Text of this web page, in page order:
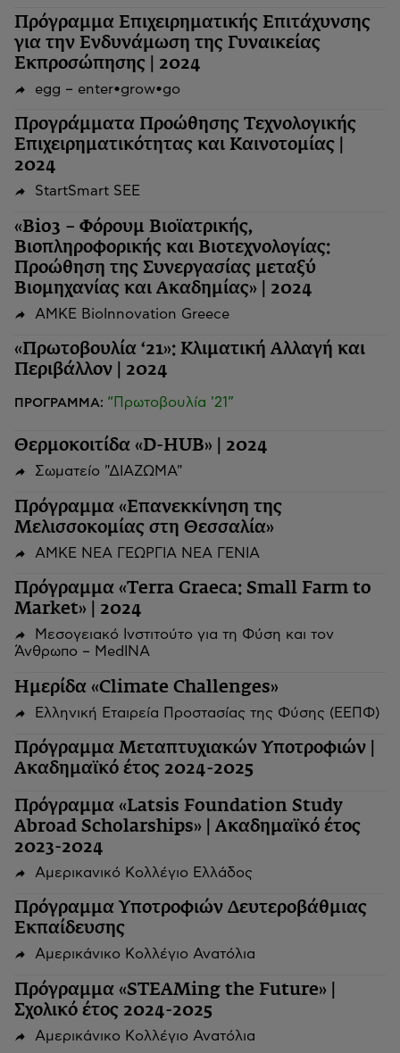
Πρόγραμμα Επιχειρηματικής Επιτάχυνσης
για την Ενδυνάμωση της Γυναικείας
Εκπροσώπησης | 2024
egg – enter•grow•go
Προγράμματα Προώθησης Τεχνολογικής
Επιχειρηματικότητας και Καινοτομίας |
2024
StartSmart SEE
«Bio3 – Φόρουμ Βιοϊατρικής,
Βιοπληροφορικής και Βιοτεχνολογίας:
Προώθηση της Συνεργασίας μεταξύ
Βιομηχανίας και Ακαδημίας» | 2024
ΑΜΚΕ BioInnovation Greece
«Πρωτοβουλία ‘21»: Κλιματική Αλλαγή και
Περιβάλλον | 2024
ΠΡΟΓΡΑΜΜΑ: “Πρωτοβουλία '21”
Θερμοκοιτίδα «D-HUB» | 2024
Σωματείο "ΔΙΑΖΩΜΑ"
Πρόγραμμα «Επανεκκίνηση της
Μελισσοκομίας στη Θεσσαλία»
ΑΜΚΕ ΝΕΑ ΓΕΩΡΓΙΑ ΝΕΑ ΓΕΝΙΑ
Πρόγραμμα «Terra Graeca: Small Farm to
Market» | 2024
Μεσογειακό Ινστιτούτο για τη Φύση και τον
Άνθρωπο – MedINA
Ημερίδα «Climate Challenges»
Ελληνική Εταιρεία Προστασίας της Φύσης (ΕΕΠΦ)
Πρόγραμμα Μεταπτυχιακών Υποτροφιών |
Ακαδημαϊκό έτος 2024-2025
Πρόγραμμα «Latsis Foundation Study
Abroad Scholarships» | Ακαδημαϊκό έτος
2023-2024
Αμερικανικό Κολλέγιο Ελλάδος
Πρόγραμμα Υποτροφιών Δευτεροβάθμιας
Εκπαίδευσης
Αμερικάνικο Κολλέγιο Ανατόλια
Πρόγραμμα «STEAMing the Future» |
Σχολικό έτος 2024-2025
Αμερικάνικο Κολλέγιο Ανατόλια